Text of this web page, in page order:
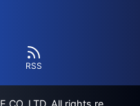
RSS
CO.,LTD. All rights re